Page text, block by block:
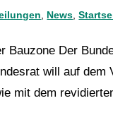
News ,
Bauzone Der
will auf dem
mit dem